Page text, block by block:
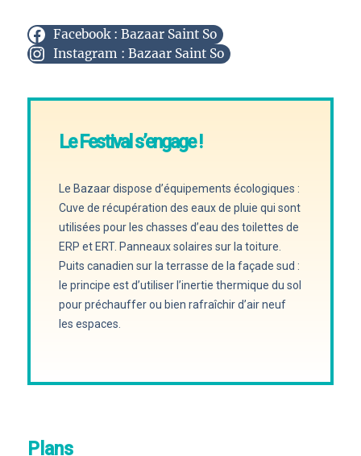
Facebook : Bazaar Saint So
Instagram : Bazaar Saint So
Le Festival s’engage !
Le Bazaar dispose d’équipements écologiques :
Cuve de récupération des eaux de pluie qui sont
utilisées pour les chasses d’eau des toilettes de
ERP et ERT. Panneaux solaires sur la toiture.
Puits canadien sur la terrasse de la façade sud :
le principe est d’utiliser l’inertie thermique du sol
pour préchauffer ou bien rafraîchir d’air neuf
les espaces.
Plans